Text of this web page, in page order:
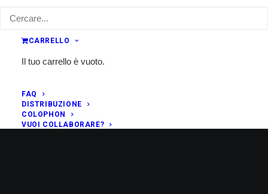
CARRELLO
Il tuo carrello è vuoto.
FAQ
DISTRIBUZIONE
COLOPHON
VUOI COLLABORARE?